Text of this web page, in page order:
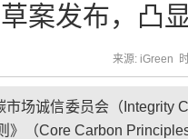
案发布，凸
来源: iGreen
市场诚信委员会（Integrity
》（Core Carbon